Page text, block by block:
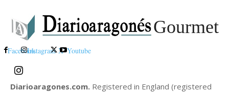
Gourmet
FacebookInstagram X Youtube
Diarioaragones.com. Registered in England (registered